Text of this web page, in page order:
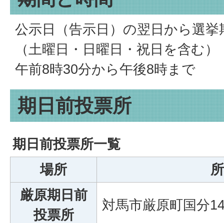
公示日（告示日）の翌日から選
（土曜日・日曜日・祝日を含む）
午前8時30分から午後8時まで
期日前投票所
期日前投票所一覧
場所
厳原期日前
投票所
対馬市厳原町国分